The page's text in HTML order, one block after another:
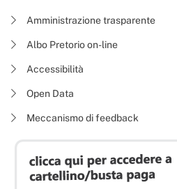
Amministrazione trasparente
Albo Pretorio on-line
Accessibilità
Open Data
Meccanismo di feedback